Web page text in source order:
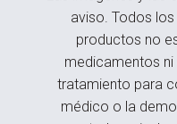
aviso. Todos
productos no
medicamentos
tratamiento para
médico o la